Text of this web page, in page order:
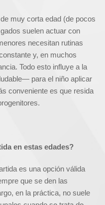
muy corta edad (de pocos
suelen actuar con
necesitan rutinas
y, en muchos
Todo esto influye a la
para el niño aplicar
conveniente es que resida
en estas edades?
es una opción válida
que se den las
en la práctica, no suele